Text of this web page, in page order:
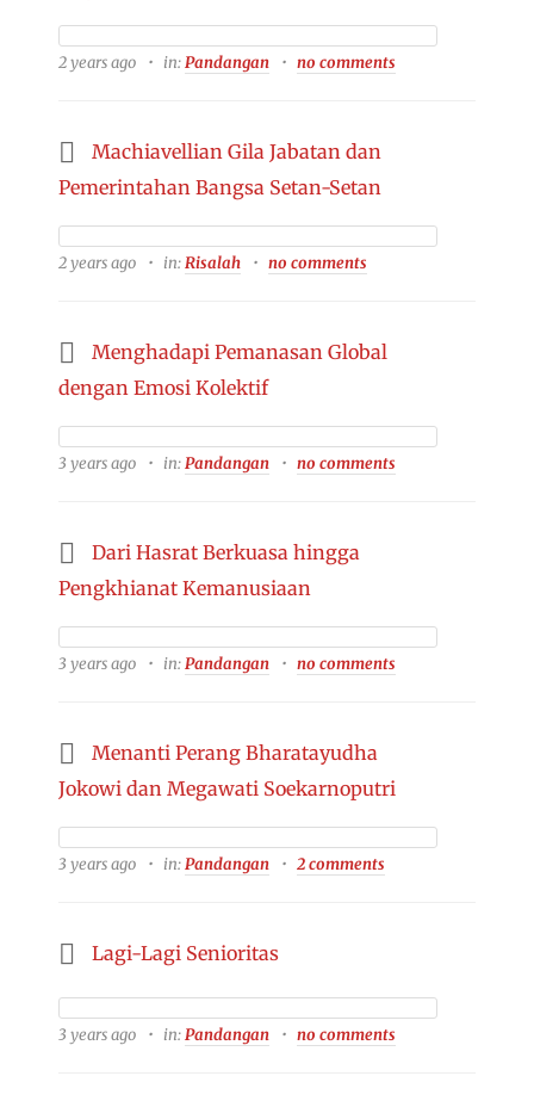
2 years ago in:Pandangan no comments
Machiavellian Gila Jabatan dan
Pemerintahan Bangsa Setan-Setan
2 years ago in:Risalah no comments
Menghadapi Pemanasan Global
dengan Emosi Kolektif
3 years ago in:Pandangan no comments
Dari Hasrat Berkuasa hingga
Pengkhianat Kemanusiaan
3 years ago in:Pandangan no comments
Menanti Perang Bharatayudha
Jokowi dan Megawati Soekarnoputri
3 years ago in:Pandangan 2 comments
Lagi-Lagi Senioritas
3 years ago in:Pandangan no comments